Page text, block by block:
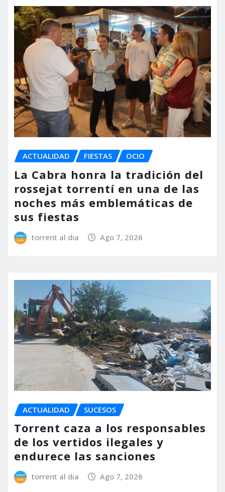
ACTUALIDAD FIESTAS OCIO
La Cabra honra la tradición del
rossejat torrentí en una de las
noches más emblemáticas de
sus fiestas
torrent al dia Ago 7, 2026
ACTUALIDAD SUCESOS
Torrent caza a los responsables
de los vertidos ilegales y
endurece las sanciones
torrent al dia Ago 7, 2026